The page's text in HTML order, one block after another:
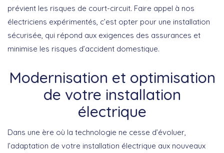
prévient les risques de court-circuit. Faire appel à nos
électriciens expérimentés, c’est opter pour une installation
sécurisée, qui répond aux exigences des assurances et
minimise les risques d’accident domestique.
Modernisation et optimisation
de votre installation
électrique
Dans une ère où la technologie ne cesse d’évoluer,
l’adaptation de votre installation électrique aux nouveaux